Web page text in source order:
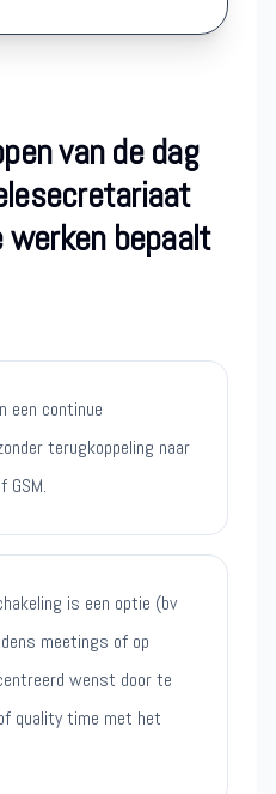
van de dag
bepaalt
een continue
terugkoppeling naar
GSM.
is een optie (bv
meetings of op
wenst door te
quality time met het